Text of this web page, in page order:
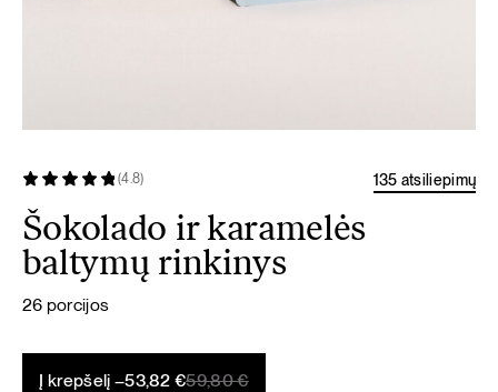
(4.8) 135 atsiliepimų
Šokolado ir karamelės
baltymų rinkinys
26 porcijos
Į krepšelį – 59,80€
Original
53,82€
Current